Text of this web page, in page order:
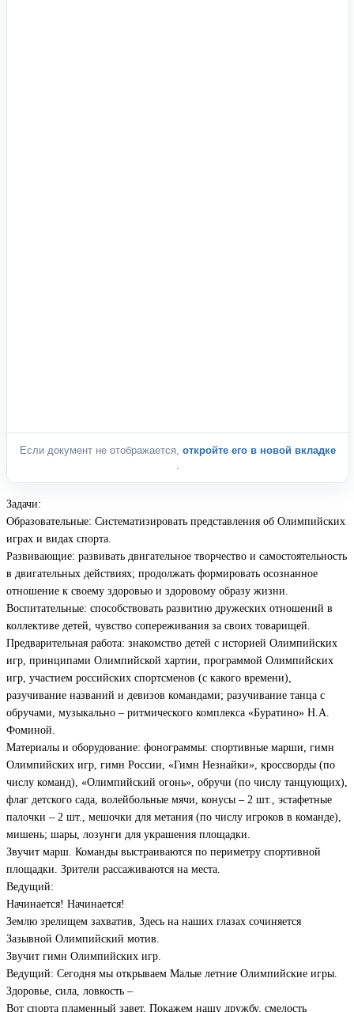
Если документ не отображается, откройте его в новой вкладке
Задачи:
Образовательные: Систематизировать представления об Олимпийских
играх и видах спорта.
Развивающие: развивать двигательное творчество и самостоятельность
в двигательных действиях; продолжать формировать осознанное
отношение к своему здоровью и здоровому образу жизни.
Воспитательные: способствовать развитию дружеских отношений в
коллективе детей, чувство сопереживания за своих товарищей.
Предварительная работа: знакомство детей с историей Олимпийских
игр, принципами Олимпийской хартии, программой Олимпийских
игр, участием российских спортсменов (с какого времени),
разучивание названий и девизов командами; разучивание танца с
обручами, музыкально – ритмического комплекса «Буратино» Н.А.
Фоминой.
Материалы и оборудование: фонограммы: спортивные марши, гимн
Олимпийских игр, гимн России, «Гимн Незнайки», кроссворды (по
числу команд), «Олимпийский огонь», обручи (по числу танцующих),
флаг детского сада, волейбольные мячи, конусы – 2 шт., эстафетные
палочки – 2 шт., мешочки для метания (по числу игроков в команде),
мишень; шары, лозунги для украшения площадки.
Звучит марш. Команды выстраиваются по периметру спортивной
площадки. Зрители рассаживаются на места.
Ведущий:
Начинается! Начинается!
Землю зрелищем захватив, Здесь на наших глазах сочиняется
Зазывной Олимпийский мотив.
Звучит гимн Олимпийских игр.
Ведущий: Сегодня мы открываем Малые летние Олимпийские игры.
Здоровье, сила, ловкость –
Вот спорта пламенный завет, Покажем нашу дружбу, смелость